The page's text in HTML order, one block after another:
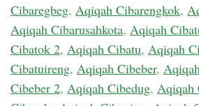
Cibaregbeg, Aqiqah Cibarengkok,
Aqiqah Cibarusahkota, Aqiqah
Cibatok 2, Aqiqah Cibatu, Aqiqah
Cibatuireng, Aqiqah Cibeber,
Cibeber 2, Aqiqah Cibedug, Aqiqah